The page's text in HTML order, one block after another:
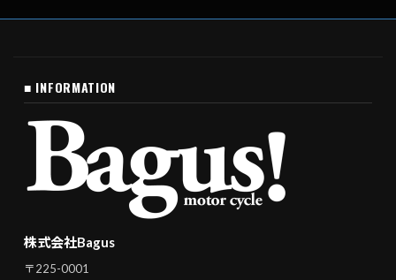
■ INFORMATION
株式会社Bagus
〒225-0001